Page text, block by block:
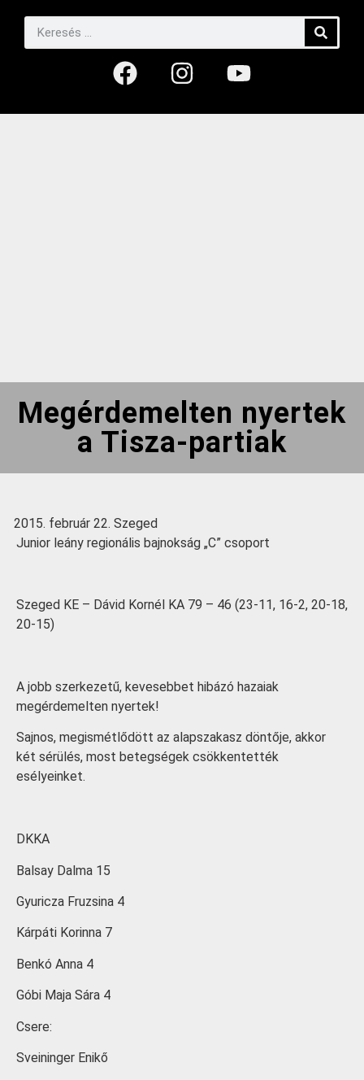
Megérdemelten nyertek
a Tisza-partiak
február 22. Szeged
Junior leány regionális bajnokság „C” csoport
Szeged KE – Dávid Kornél KA 79 – 46 (23-11, 16-2, 20-18,
20-15)
A jobb szerkezetű, kevesebbet hibázó hazaiak
megérdemelten nyertek!
Sajnos, megismétlődött az alapszakasz döntője, akkor
két sérülés, most betegségek csökkentették
esélyeinket.
DKKA
Balsay Dalma 15
Gyuricza Fruzsina 4
Kárpáti Korinna 7
Benkó Anna 4
Góbi Maja Sára 4
Csere:
Sveininger Enikő